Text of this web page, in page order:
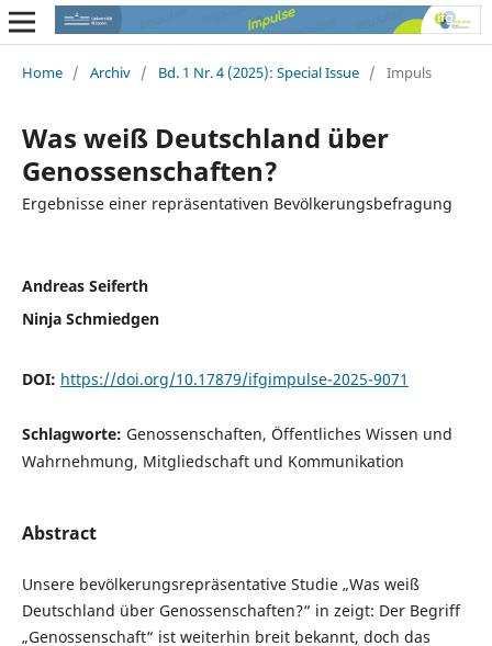
Home / Archiv / Bd. 1 Nr. 4 (2025): Special Issue / Impuls
Was weiß Deutschland über
Genossenschaften?
Ergebnisse einer repräsentativen Bevölkerungsbefragung
Andreas Seiferth
Ninja Schmiedgen
DOI: https://doi.org/10.17879/ifgimpulse-2025-9071
Schlagworte: Genossenschaften, Öffentliches Wissen und
Wahrnehmung, Mitgliedschaft und Kommunikation
Abstract
Unsere bevölkerungsrepräsentative Studie „Was weiß
Deutschland über Genossenschaften?“ in zeigt: Der Begriff
„Genossenschaft“ ist weiterhin breit bekannt, doch das